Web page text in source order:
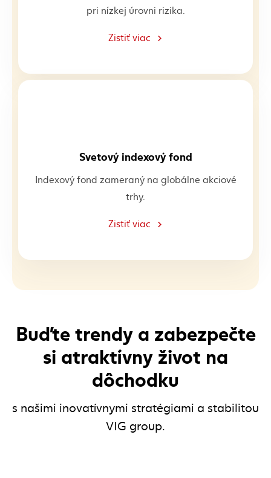
pri nízkej úrovni rizika.
Zistiť viac
Svetový indexový fond
Indexový fond zameraný na globálne akciové
trhy.
Zistiť viac
Buďte trendy a zabezpečte
si atraktívny život na
dôchodku
s našimi inovatívnymi stratégiami a stabilitou
VIG group.